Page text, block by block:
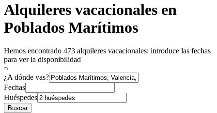
Alquileres vacacionales en
Poblados Marítimos
Hemos encontrado 473 alquileres vacacionales: introduce las fechas
para ver la disponibilidad
¿A dónde vas?
Fechas
Huéspedes
Buscar